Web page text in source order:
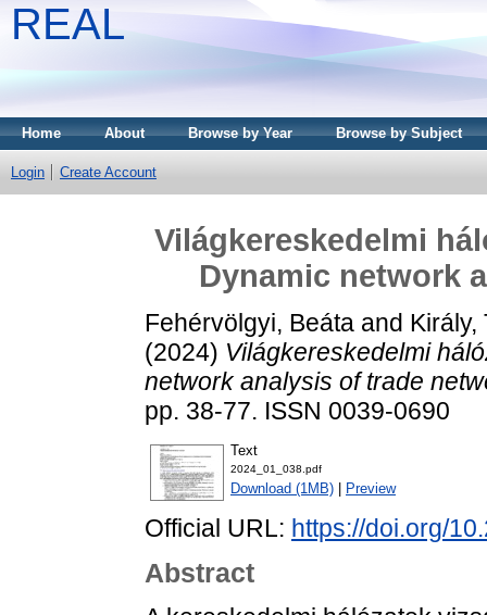
REAL
Home About Browse by Year Browse by Subject
Login Create Account
Világkereskedelmi
Dynamic network
Fehérvölgyi, Beáta and Király,
(2024) Világkereskedelmi
network analysis of trade
pp. 38-77. ISSN 0039-0690
Text
2024_01_038.pdf
Download (1MB) Preview
Official URL: https://doi.org/
Abstract